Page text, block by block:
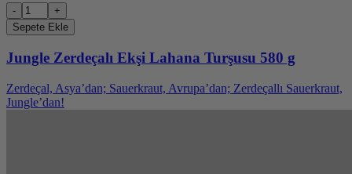
-
+
Sepete Ekle
Jungle Zerdeçalı Ekşi Lahana Turşusu 580 g
Zerdeçal, Asya’dan; Sauerkraut, Avrupa’dan; Zerdeçallı Sauerkraut,
Jungle’dan!